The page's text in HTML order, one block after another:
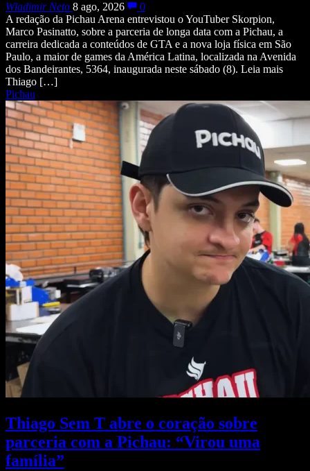
Wladimir Neto 8 ago, 2026
0
A redação da Pichau Arena entrevistou o YouTuber Skorpion,
Marco Pasinatto, sobre a parceria de longa data com a Pichau, a
carreira dedicada a conteúdos de GTA e a nova loja física em São
Paulo, a maior de games da América Latina, localizada na Avenida
dos Bandeirantes, 5364, inaugurada neste sábado (8). Leia mais
Thiago […]
Pichau
Thiago Sem T abre o coração sobre
parceria com a Pichau: “Virou uma
família”